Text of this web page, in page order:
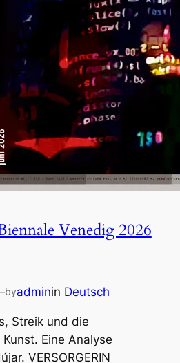
Venedig 2026
byadminin Deutsch
Streik und die
Eine Analyse
VERSORGERIN